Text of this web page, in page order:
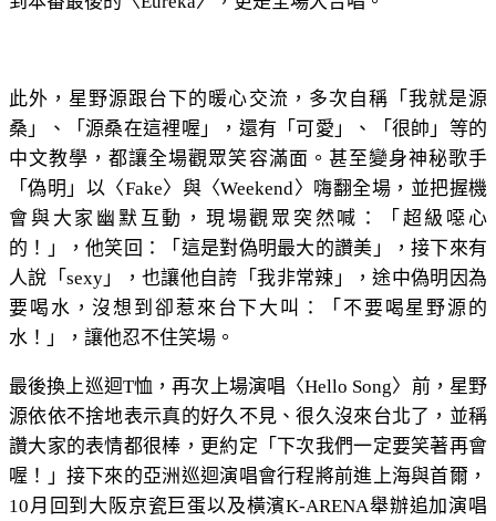
此外，星野源跟台下的暖心交流，多次自稱「我就是源
桑」、「源桑在這裡喔」，還有「可愛」、「很帥」等的
中文教學，都讓全場觀眾笑容滿面。甚至變身神秘歌手
「偽明」以〈Fake〉與〈Weekend〉嗨翻全場，並把握機
會與大家幽默互動，現場觀眾突然喊：「超級噁心
的！」，他笑回：「這是對偽明最大的讚美」，接下來有
人說「sexy」，也讓他自誇「我非常辣」，途中偽明因為
要喝水，沒想到卻惹來台下大叫：「不要喝星野源的
水！」，讓他忍不住笑場。
最後換上巡迴T恤，再次上場演唱〈Hello Song〉前，星野
源依依不捨地表示真的好久不見、很久沒來台北了，並稱
讚大家的表情都很棒，更約定「下次我們一定要笑著再會
喔！」接下來的亞洲巡迴演唱會行程將前進上海與首爾，
10月回到大阪京瓷巨蛋以及橫濱K-ARENA舉辦追加演唱